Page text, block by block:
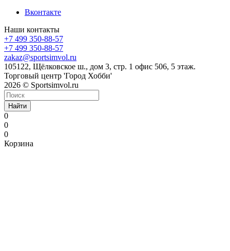
Вконтакте
Наши контакты
+7 499 350-88-57
+7 499 350-88-57
zakaz@sportsimvol.ru
105122, Щёлковское ш., дом 3, стр. 1 офис 506, 5 этаж.
Торговый центр 'Город Хобби'
2026 © Sportsimvol.ru
Найти
0
0
0
Корзина